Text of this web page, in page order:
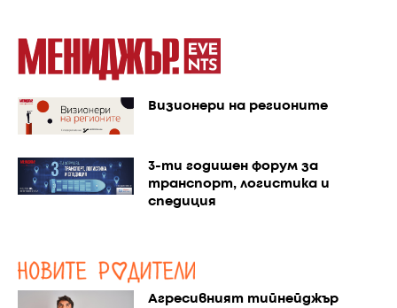
Визионери на регионите
3-ти годишен форум за
транспорт, логистика и
спедиция
Агресивният тийнейджър